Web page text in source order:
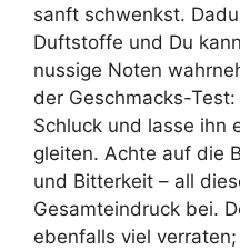
sanft schwenkst.
Duftstoffe und Du
nussige Noten
der Geschmacks-
Schluck und lasse ihn
gleiten. Achte auf die
und Bitterkeit – all
Gesamteindruck bei.
ebenfalls viel